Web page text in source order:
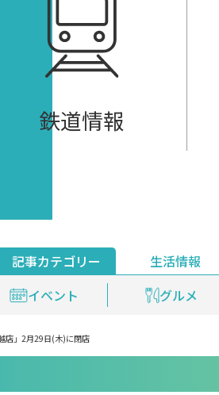
鉄道情報
記事カテゴリー
イベント グルメ
生活情報
情報
安全安心情報
ライブ配信
店」2月29日(木)に閉店